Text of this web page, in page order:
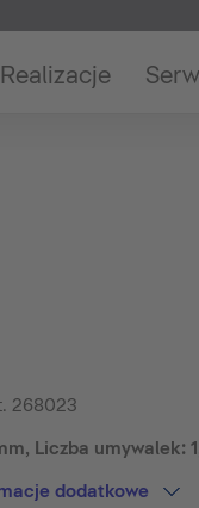
Realizacje
268023
Liczba umywalek:
dodatkowe